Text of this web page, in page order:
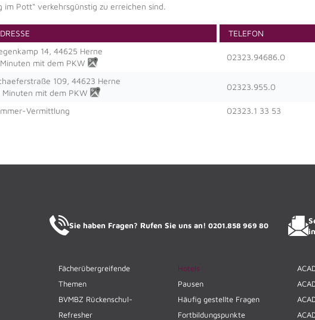
Pott“ verkehrsgünstig zu erreichen sind.
TELEFON
14, 44625 Herne
mit dem PKW
02323.94686.0
109, 44623 Herne
Minuten mit dem PKW
02323.955.0
Vermittlung 02323.1 33 53
Sie haben Fragen? Rufen Sie uns an! 0201.858 969 80
Fächerübergreifende
Themen
BVMBZ Rückenschul-
Refresher
Hotels
Pausen
Häufig gestellte Fragen
Fortbildungspunkte